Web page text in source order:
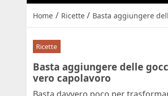
Home / Ricette / Basta aggiungere
Ricette
Basta aggiungere delle
vero capolavoro